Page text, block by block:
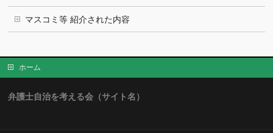
マスコミ等 紹介された内容
ホーム
弁護士自治を考える会（サイト名）